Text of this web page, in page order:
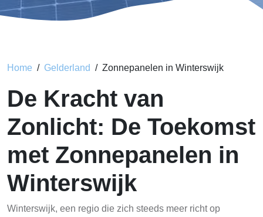
Home Gelderland Zonnepanelen in Winterswijk
De Kracht van
Zonlicht: De Toekomst
met Zonnepanelen in
Winterswijk
Winterswijk, een regio die zich steeds meer richt op